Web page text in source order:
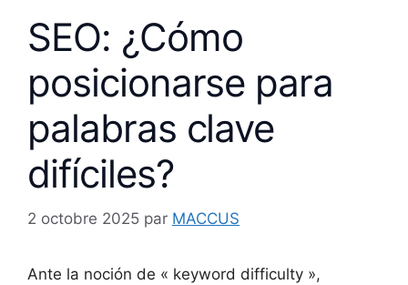
SEO: ¿Cómo
posicionarse para
palabras clave
difíciles?
2 octobre 2025 par MACCUS
Ante la noción de « keyword difficulty »,